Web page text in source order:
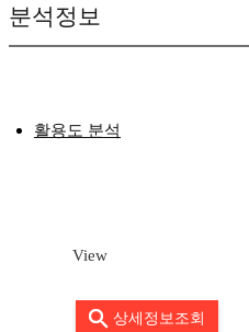
분석정보
활용도 분석
View
상세정보조회